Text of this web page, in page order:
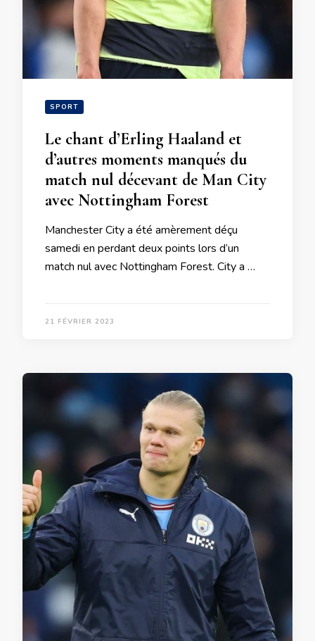
SPORT
Le chant d’Erling Haaland et
d’autres moments manqués du
match nul décevant de Man City
avec Nottingham Forest
Manchester City a été amèrement déçu
samedi en perdant deux points lors d’un
match nul avec Nottingham Forest. City a …
21 FÉVRIER 2023